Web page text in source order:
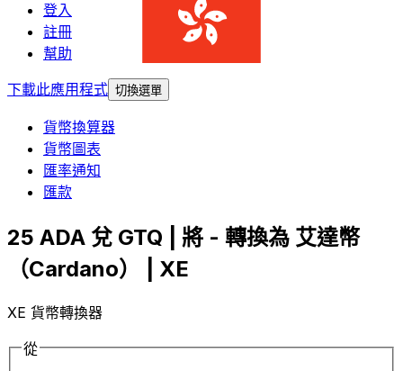
登入
註冊
幫助
下載此應用程式 切換選單
貨幣換算器
貨幣圖表
匯率通知
匯款
25 ADA 兌 GTQ | 將 - 轉換為 艾達幣
（Cardano） | XE
XE 貨幣轉換器
從